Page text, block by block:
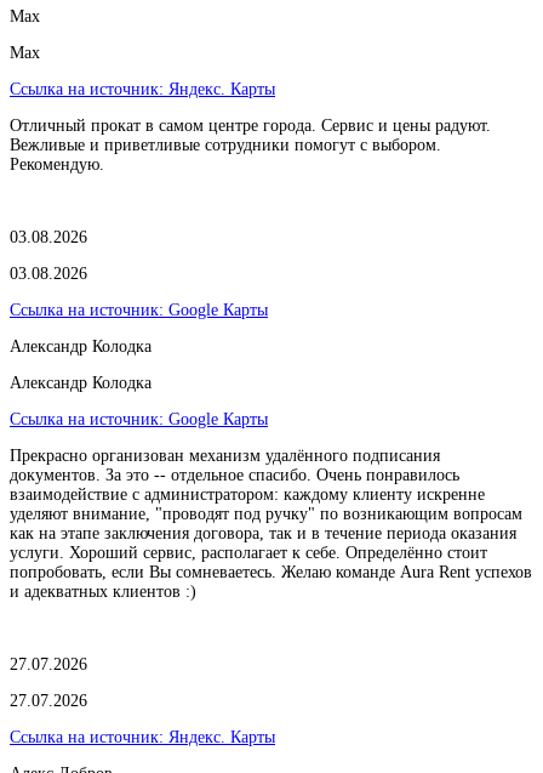
Max
Max
Ссылка на источник: Яндекс. Карты
Отличный прокат в самом центре города. Сервис и цены радуют.
Вежливые и приветливые сотрудники помогут с выбором.
Рекомендую.
03.08.2026
03.08.2026
Ссылка на источник: Google Карты
Александр Колодка
Александр Колодка
Ссылка на источник: Google Карты
Прекрасно организован механизм удалённого подписания
документов. За это -- отдельное спасибо. Очень понравилось
взаимодействие с администратором: каждому клиенту искренне
уделяют внимание, "проводят под ручку" по возникающим вопросам
как на этапе заключения договора, так и в течение периода оказания
услуги. Хороший сервис, располагает к себе. Определённо стоит
попробовать, если Вы сомневаетесь. Желаю команде Aura Rent успехов
и адекватных клиентов :)
27.07.2026
27.07.2026
Ссылка на источник: Яндекс. Карты